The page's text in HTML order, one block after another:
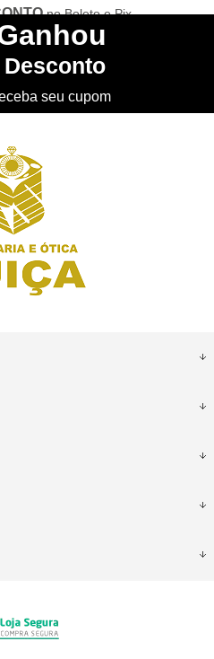
no Boleto e Pix
nossa Loja Física
Desconto
seu cupom